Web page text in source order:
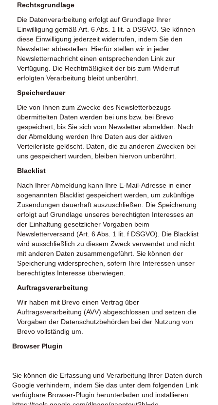
Rechtsgrundlage
Die Datenverarbeitung erfolgt auf Grundlage Ihrer
Einwilligung gemäß Art. 6 Abs. 1 lit. a DSGVO. Sie können
diese Einwilligung jederzeit widerrufen, indem Sie den
Newsletter abbestellen. Hierfür stellen wir in jeder
Newsletternachricht einen entsprechenden Link zur
Verfügung. Die Rechtmäßigkeit der bis zum Widerruf
erfolgten Verarbeitung bleibt unberührt.
Speicherdauer
Die von Ihnen zum Zwecke des Newsletterbezugs
übermittelten Daten werden bei uns bzw. bei Brevo
gespeichert, bis Sie sich vom Newsletter abmelden. Nach
der Abmeldung werden Ihre Daten aus der aktiven
Verteilerliste gelöscht. Daten, die zu anderen Zwecken bei
uns gespeichert wurden, bleiben hiervon unberührt.
Blacklist
Nach Ihrer Abmeldung kann Ihre E-Mail-Adresse in einer
sogenannten Blacklist gespeichert werden, um zukünftige
Zusendungen dauerhaft auszuschließen. Die Speicherung
erfolgt auf Grundlage unseres berechtigten Interesses an
der Einhaltung gesetzlicher Vorgaben beim
Newsletterversand (Art. 6 Abs. 1 lit. f DSGVO). Die Blacklist
wird ausschließlich zu diesem Zweck verwendet und nicht
mit anderen Daten zusammengeführt. Sie können der
Speicherung widersprechen, sofern Ihre Interessen unser
berechtigtes Interesse überwiegen.
Auftragsverarbeitung
Wir haben mit Brevo einen Vertrag über
Auftragsverarbeitung (AVV) abgeschlossen und setzen die
Vorgaben der Datenschutzbehörden bei der Nutzung von
Brevo vollständig um.
Browser Plugin
Sie können die Erfassung und Verarbeitung Ihrer Daten durch
Google verhindern, indem Sie das unter dem folgenden Link
verfügbare Browser-Plugin herunterladen und installieren: